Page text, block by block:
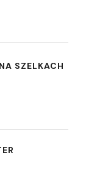
SZELKACH